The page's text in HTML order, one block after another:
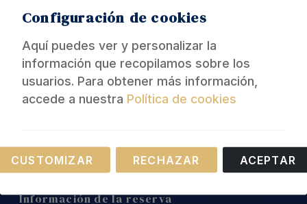
−
Información de la reserva
Configuración de cookies
Aquí puedes ver y personalizar la
información que recopilamos sobre los
usuarios. Para obtener más información,
accede a nuestra Política de cookies
Necesarias
Estas cookies son necesarias para el
CUSTOMIZAR RECHAZAR ACEPTAR